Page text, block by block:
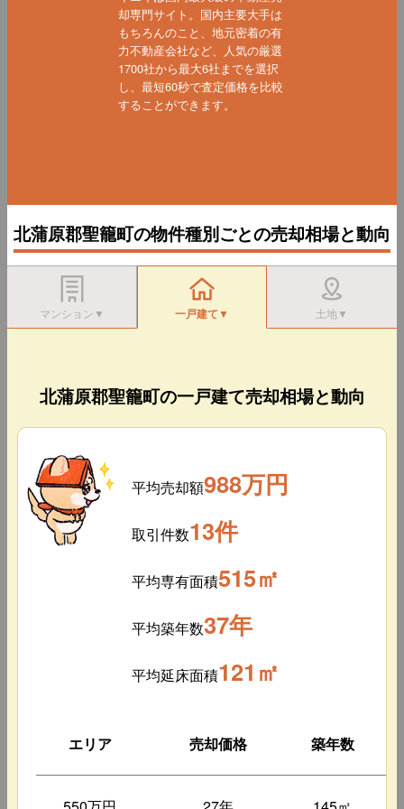
却専門サイト。国内主要大手は
もちろんのこと、地元密着の有
力不動産会社など、人気の厳選
1700社から最大6社までを選択
し、最短60秒で査定価格を比較
することができます。
北蒲原郡聖籠町の物件種別ごとの売却相場と動向
マンション▼ 一戸建て▼ 土地▼
北蒲原郡聖籠町の一戸建て売却相場と動向
平均売却額988万円
取引件数13件
平均専有面積515㎡
平均築年数37年
平均延床面積121㎡
エリア 売却価格 築年数